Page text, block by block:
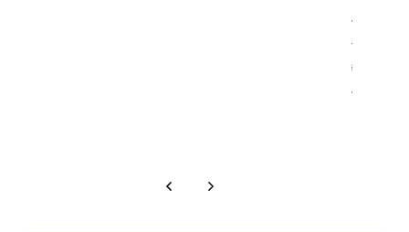
প্রক্রিয়ার
অত্যন্ত
দীর্ঘায়িত
প্রতিরোধ